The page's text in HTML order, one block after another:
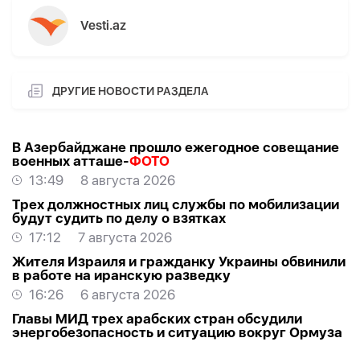
Vesti.az
ДРУГИЕ НОВОСТИ РАЗДЕЛА
В Азербайджане прошло ежегодное совещание
военных атташе-ФОТО
13:49
8 августа 2026
Трех должностных лиц службы по мобилизации
будут судить по делу о взятках
17:12
7 августа 2026
Жителя Израиля и гражданку Украины обвинили
в работе на иранскую разведку
16:26
6 августа 2026
Главы МИД трех арабских стран обсудили
энергобезопасность и ситуацию вокруг Ормуза